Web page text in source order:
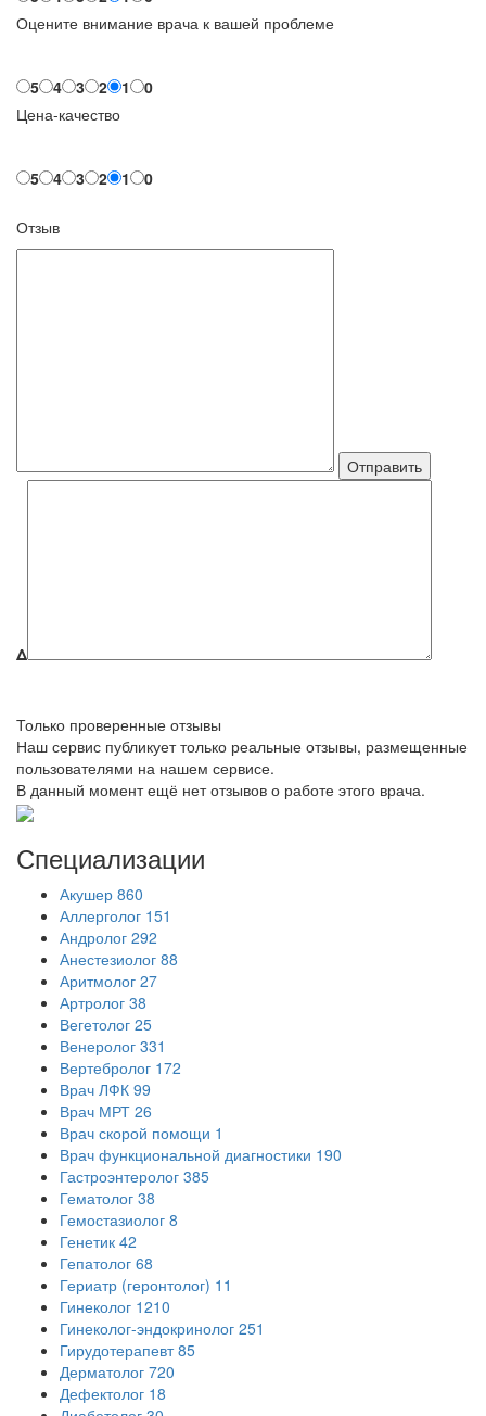
Оцените внимание врача к вашей проблеме
5 4 3 2 1
0
Цена-качество
5 4 3 2 1 0
Отзыв
Δ
Только проверенные отзывы
Наш сервис публикует только реальные отзывы, размещенные
пользователями на нашем сервисе.
В данный момент ещё нет отзывов о работе этого врача.
Специализации
Акушер 860
Аллерголог 151
Андролог 292
Анестезиолог 88
Аритмолог 27
Артролог 38
Вегетолог 25
Венеролог 331
Вертебролог 172
Врач ЛФК 99
Врач МРТ 26
Врач скорой помощи 1
Врач функциональной диагностики 190
Гастроэнтеролог 385
Гематолог 38
Гемостазиолог 8
Генетик 42
Гепатолог 68
Гериатр (геронтолог) 11
Гинеколог 1210
Гинеколог-эндокринолог 251
Гирудотерапевт 85
Дерматолог 720
Дефектолог 18